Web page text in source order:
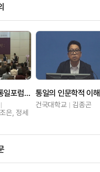
제2회 윤후정 통일포럼광복 70년, 분단 70년 : 통일과 여성
은, 정세
통일의 인문학적 이해
건국대학교 김종곤